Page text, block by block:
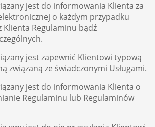
jest do informowania Klienta za
o każdym przypadku
Klienta Regulaminu bądź
jest zapewnić Klientowi typową
związaną ze świadczonymi Usługami.
jest do informowania Klienta o
Regulaminu lub Regulaminów